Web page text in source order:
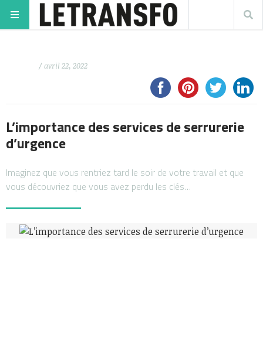
/ avril 22, 2022
L’importance des services de serrurerie
d’urgence
Imaginez que vous rentriez tard le soir de votre travail et que
vous découvriez que vous avez perdu les clés…